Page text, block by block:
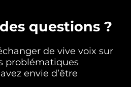
questions ?
de vive voix sur
problématiques
envie d’être